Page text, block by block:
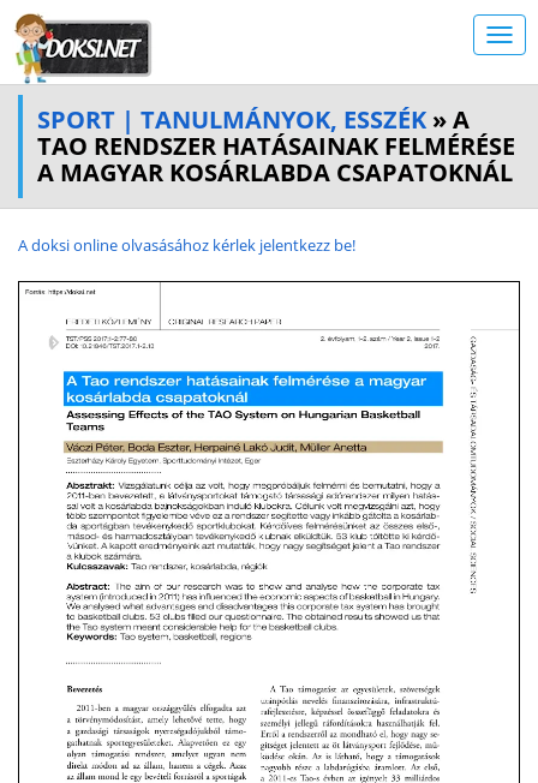
SPORT | TANULMÁNYOK, ESSZÉK » A
TAO RENDSZER HATÁSAINAK FELMÉRÉSE
A MAGYAR KOSÁRLABDA CSAPATOKNÁL
A doksi online olvasásához kérlek jelentkezz be!